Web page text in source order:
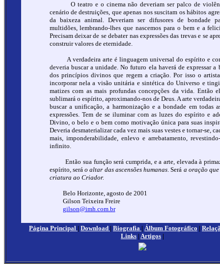
O teatro e o cinema não deveriam ser palco de
cenário de destruições, que apenas nos suscitam os hábitos
da baixeza animal. Deveriam ser difusores de bondade
multidões, lembrando-lhes que nascemos para o bem e a
Precisam deixar de se debater nas expressões das trevas e se
construir valores de eternidade.
A verdadeira arte é linguagem universal do espírito e
deveria buscar a unidade. No futuro ela haverá de expressar a
dos princípios divinos que regem a criação. Por isso o
incorporar nela a visão unitária e sintética do Universo e
matizes com as mais profundas concepções da vida. Então
sublimará o espírito, aproximando-nos de Deus. A arte
buscar a unificação, a harmonização e a bondade em todas
expressões. Tem de se iluminar com as luzes do espírito e
Divino, o belo e o bem como motivação única para suas
Deveria desmaterializar cada vez mais suas vestes e tornar-se,
mais, imponderabilidade, enlevo e arrebatamento,
infinito.
Então sua função será cumprida, e a arte, elevada à
espírito, será o altar das ascensões humanas. Será a oração
criatura ao Criador.
Belo Horizonte, agosto de 2001
Gilson Teixeira Freire
gilson@imh.com.br
Página Principal | Download | Biografia | Álbum Fotográfico |
Links | Artigos |